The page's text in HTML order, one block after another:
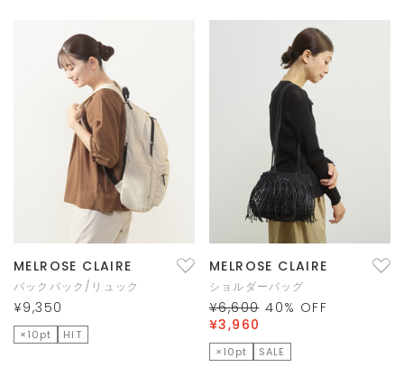
MELROSE CLAIRE
バックパック/リュック
¥9,350
×10pt HIT
MELROSE CLAIRE
ショルダーバッグ
¥6,600 40% OFF
¥3,960
×10pt SALE